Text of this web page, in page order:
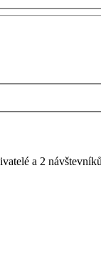
a 2 návštevníků